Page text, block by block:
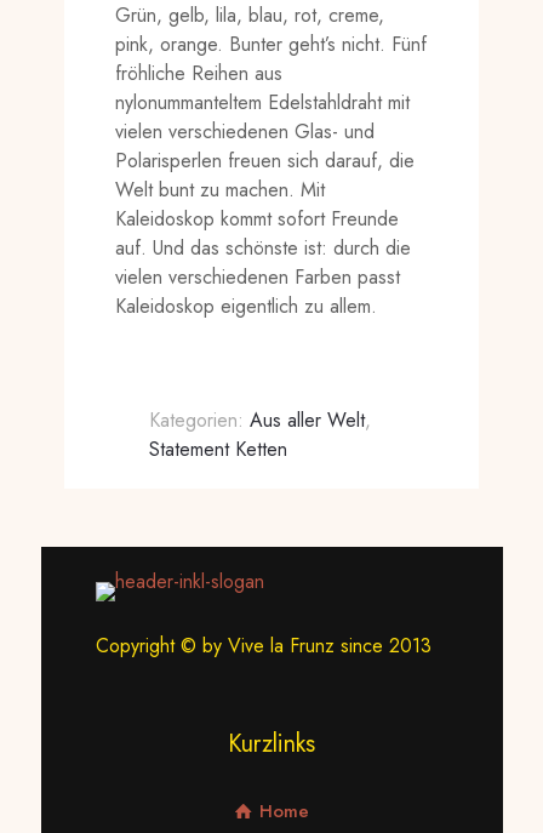
Grün, gelb, lila, blau, rot, creme,
pink, orange. Bunter geht’s nicht. Fünf
fröhliche Reihen aus
nylonummanteltem Edelstahldraht mit
vielen verschiedenen Glas- und
Polarisperlen freuen sich darauf, die
Welt bunt zu machen. Mit
Kaleidoskop kommt sofort Freunde
auf. Und das schönste ist: durch die
vielen verschiedenen Farben passt
Kaleidoskop eigentlich zu allem.
Kategorien: Aus aller Welt,
Statement Ketten
Copyright © by Vive la Frunz since 2013
Kurzlinks
Home